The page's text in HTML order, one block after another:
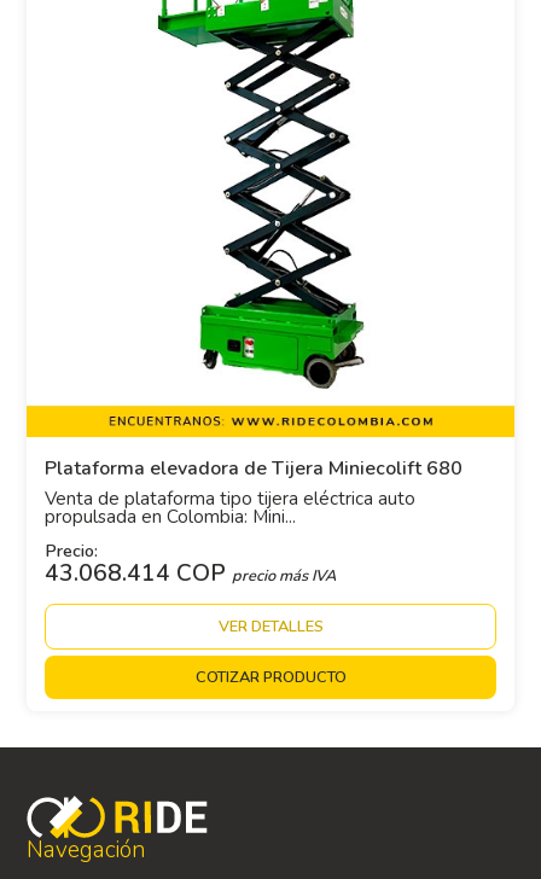
Plataforma elevadora de Tijera Miniecolift 680
Venta de plataforma tipo tijera eléctrica auto
propulsada en Colombia: Mini...
Precio:
43.068.414 COPprecio más IVA
VER DETALLES
COTIZAR PRODUCTO
Navegación